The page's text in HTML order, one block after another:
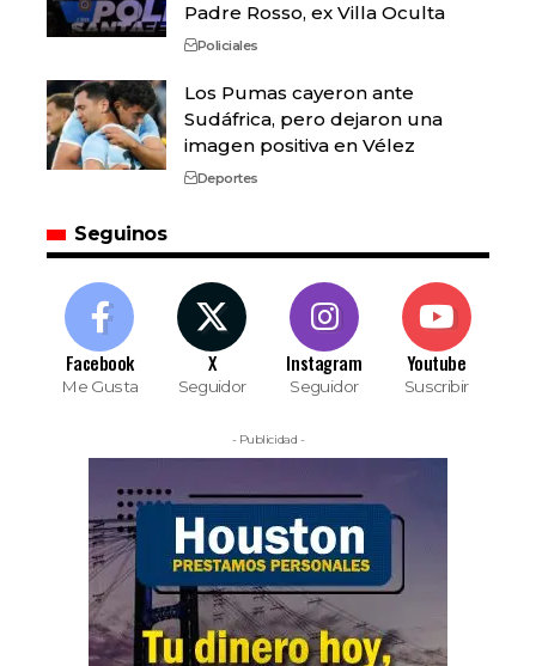
Padre Rosso, ex Villa Oculta
Policiales
Los Pumas cayeron ante
Sudáfrica, pero dejaron una
imagen positiva en Vélez
Deportes
Seguinos
Facebook
Me Gusta
X
Seguidor
Instagram
Seguidor
Youtube
Suscribir
- Publicidad -